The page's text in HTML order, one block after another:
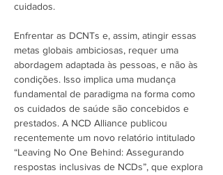
cuidados.
Enfrentar as DCNTs e, assim, atingir essas
metas globais ambiciosas, requer uma
abordagem adaptada às pessoas, e não às
condições. Isso implica uma mudança
fundamental de paradigma na forma como
os cuidados de saúde são concebidos e
prestados. A NCD Alliance publicou
recentemente um novo relatório intitulado
“Leaving No One Behind: Assegurando
respostas inclusivas de NCDs”, que explora